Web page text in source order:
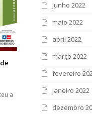
a
junho 2022
maio 2022
abril 2022
março 2022
fevereiro
janeiro 2022
dezembro